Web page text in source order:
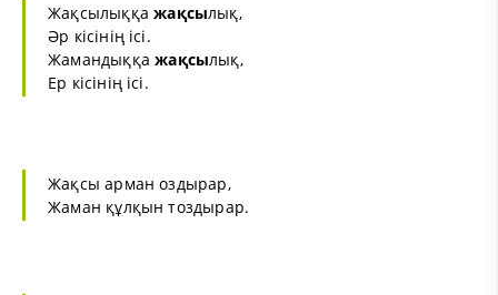
Жақсылыққажақсылық,
Әр кісінің ісі.
Жамандыққажақсылық,
Ер кісінің ісі.
Жақсы арман оздырар,
Жаман құлқын тоздырар.